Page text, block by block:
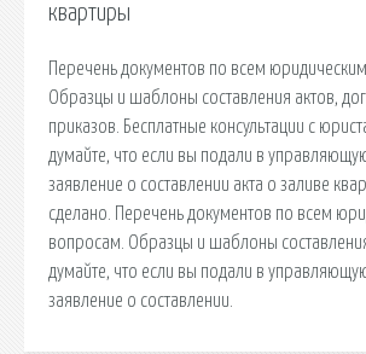
квартиры
Перечень документов по всем
Образцы и шаблоны составления актов,
приказов. Бесплатные консультации с
думайте, что если вы подали в
заявление о составлении акта о заливе
сделано. Перечень документов по всем
вопросам. Образцы и шаблоны составления
думайте, что если вы подали в
заявление о составлении.